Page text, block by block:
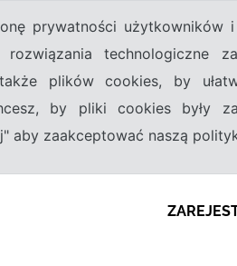
prywatności użytkowników
technologiczne
plików cookies, by
by pliki cookies były
aby zaakceptować naszą